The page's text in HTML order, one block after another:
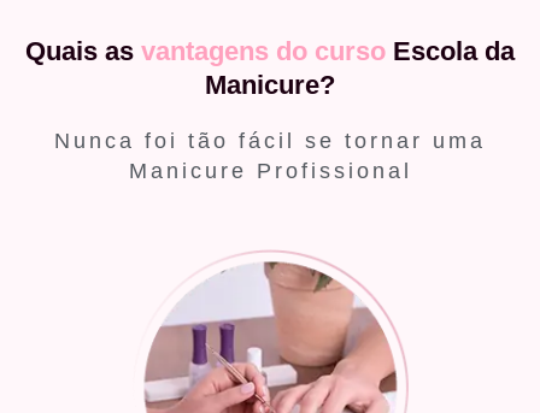
Quais as vantagens do curso Escola da
Manicure?
Nunca foi tão fácil se tornar uma
Manicure Profissional